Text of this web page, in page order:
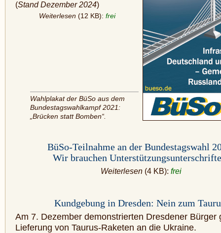
(Stand Dezember 2024)
Weiterlesen(12 KB): frei
Wahlplakat der BüSo aus dem
Bundestagswahlkampf 2021:
„Brücken statt Bomben“.
BüSo-Teilnahme an der Bundestagswahl
Wir brauchen
Weiterlesen (4 KB): frei
Kundgebung in Dresden: Nein zum
Am 7. Dezember demonstrierten Dresdener Bürger
Lieferung von Taurus-Raketen an die Ukraine.